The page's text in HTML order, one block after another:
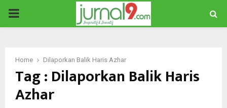
PRIMARY
Home Dilaporkan Balik Haris Azhar
Tag : Dilaporkan Balik Haris
Azhar